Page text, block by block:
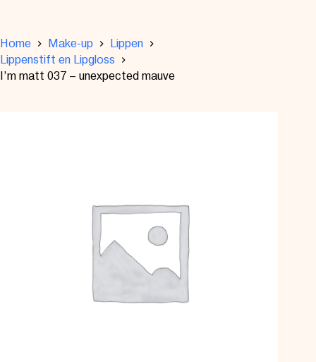
Home Make-up
Lippen
Lippenstift en Lipgloss
I’m matt 037 – unexpected mauve